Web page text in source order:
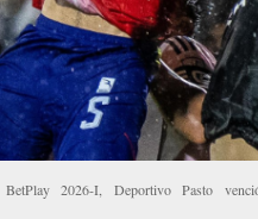
2026-I, Deportivo Pasto